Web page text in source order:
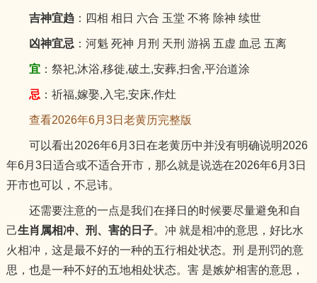
吉神宜趋：四相 相日 六合 玉堂 不将 除神 续世
凶神宜忌 ：河魁 死神 月刑 天刑 游祸 五虚 血忌 五离
宜：祭祀,沐浴,移徙,破土,安葬,扫舍,平治道涂
忌 ：祈福,嫁娶,入宅,安床,作灶
查看2026年6月3日老黄历完整版
可以看出2026年6月3日在老黄历中并没有明确说明2026
年6月3日适合或不适合开市，那么就是说选在2026年6月3日
开市也可以，不忌讳。
还需要注意的一点是我们在择日的时候要尽量避免和自
己生肖属相冲、刑、害的日子。冲 就是相冲的意思，好比水
火相冲，这是最不好的一种的五行相处状态。刑 是刑罚的意
思，也是一种不好的五地相处状态。害 是嫉妒相害的意思，